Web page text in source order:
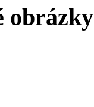
obrázky